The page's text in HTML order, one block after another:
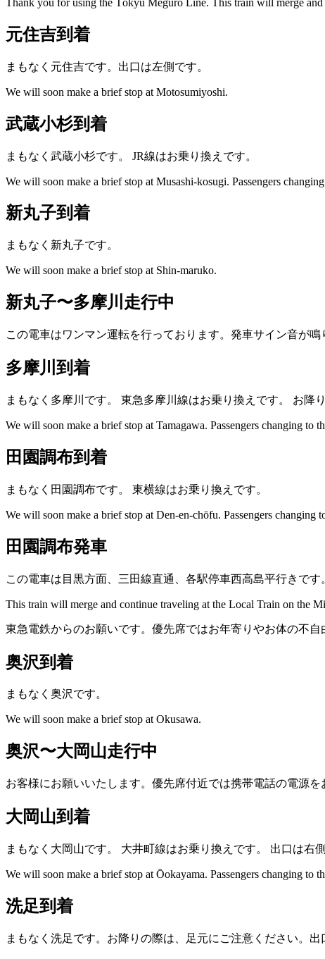
Thank you for using the Tōkyū Meguro Line. This train will merge
元住吉到着
まもなく元住吉です。出口は左側です。
We will soon make a brief stop at Motosumiyoshi.
武蔵小杉到着
まもなく武蔵小杉です。 JR線はお乗り換えです。
We will soon make a brief stop at Musashi-kosugi. Passengers
新丸子到着
まもなく新丸子です。
We will soon make a brief stop at Shin-maruko.
新丸子〜多摩川走行中
この電車はワンマン運転を行っております。発車サイン音が
多摩川到着
まもなく多摩川です。 東急多摩川線はお乗り換えです。 お降
We will soon make a brief stop at Tamagawa. Passengers changing to
田園調布到着
まもなく田園調布です。 東横線はお乗り換えです。
We will soon make a brief stop at Den-en-chōfu. Passengers changing
田園調布発車
この電車は目黒方面、三田線直通、各駅停車西高島平行きです
This train will merge and continue traveling at the Local Train on the
東急電鉄からのお願いです。優先席ではお年寄りやお体の不
奥沢到着
まもなく奥沢です。
We will soon make a brief stop at Okusawa.
奥沢〜大岡山走行中
お客様にお願いいたします。優先席付近では携帯電話の電源
大岡山到着
まもなく大岡山です。 大井町線はお乗り換えです。 出口は右
We will soon make a brief stop at Ōokayama. Passengers changing to
洗足到着
まもなく洗足です。お降りの際は、足元にご注意ください。